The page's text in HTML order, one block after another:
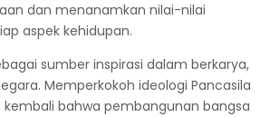
dan menanamkan nilai-nilai
aspek kehidupan.
sumber inspirasi dalam berkarya,
Memperkokoh ideologi Pancasila
bahwa pembangunan bangsa